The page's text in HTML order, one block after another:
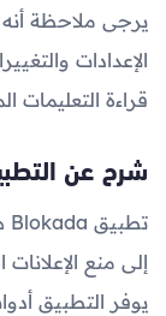
الإعدادات
قراءة التعليمات
شرح عن
إلى منع